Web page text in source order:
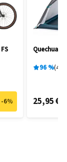
-6%
Quechua
96% 4
25,95 €